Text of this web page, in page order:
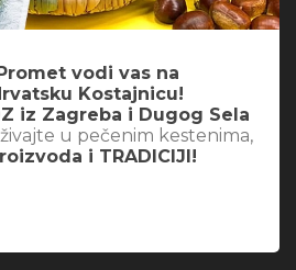
vodi vas na
Kostajnicu!
iz Zagreba i Dugog Sela
u pečenim kestenima,
i TRADICIJI!